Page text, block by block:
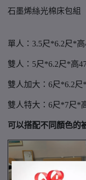
石墨烯絲光棉床包組
單人：3.5尺*6.2尺*
雙人：5尺*6.2尺*高
雙人加大：6尺*6.2尺
雙人特大：6尺*7尺*
可以搭配不同顏色的